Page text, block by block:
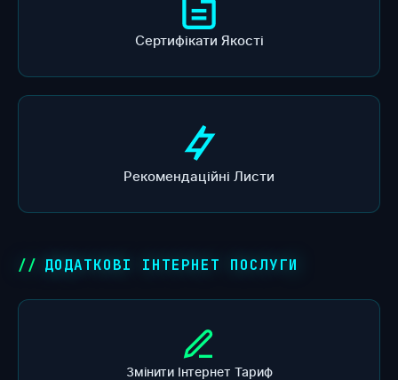
Сертифікати Якості
Рекомендаційні Листи
ДОДАТКОВІ ІНТЕРНЕТ ПОСЛУГИ
Змінити Інтернет Тариф